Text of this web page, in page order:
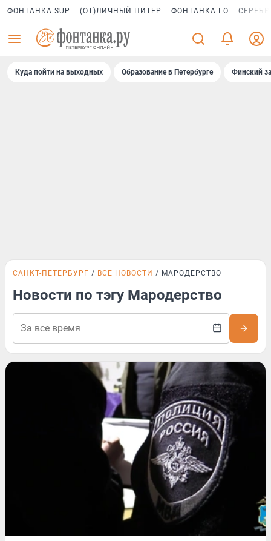
ФОНТАНКА SUP (ОТ)ЛИЧНЫЙ ПИТЕР ФОНТАНКА ГО
Куда пойти на выходных Образование в Петербурге Финский
САНКТ-ПЕТЕРБУРГ ВСЕ НОВОСТИ МАРОДЕРСТВО
Новости по тэгу Мародерство